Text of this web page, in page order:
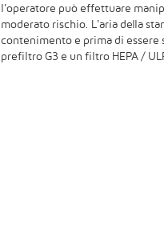
l'operatore può effettuare
moderato rischio. L'aria della
contenimento e prima di essere
prefiltro G3 e un filtro HEPA /